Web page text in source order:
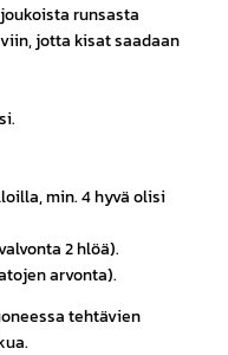
runsasta
jotta kisat saadaan
min. 4 hyvä olisi
2 hlöä).
arvonta).
tehtävien